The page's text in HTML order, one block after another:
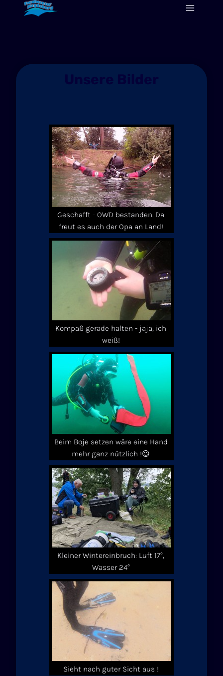
Geschafft - OWD bestanden. Da
freut es auch der Opa an Land!
Kompaß gerade halten - jaja, ich
weiß!
Beim Boje setzen wäre eine Hand
mehr ganz nützlich !😉
Kleiner Wintereinbruch: Luft 17°,
Wasser 24°
Sieht nach guter Sicht aus !